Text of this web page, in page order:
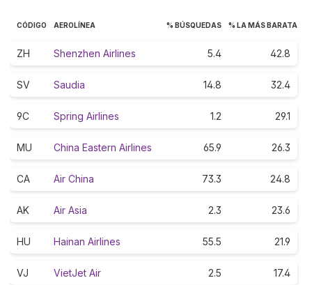
CÓDIGO AEROLÍNEA % BÚSQUEDAS % LA MÁS BARATA
ZH Shenzhen Airlines 5.4 42.8
SV Saudia 14.8 32.4
9C Spring Airlines 1.2 29.1
MU China Eastern Airlines 65.9 26.3
CA Air China 73.3 24.8
AK Air Asia 2.3 23.6
HU Hainan Airlines 55.5 21.9
VJ VietJet Air 2.5 17.4